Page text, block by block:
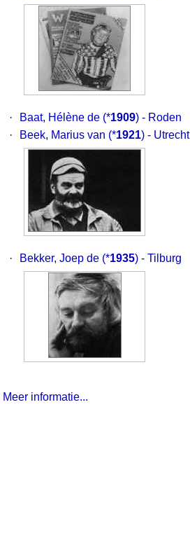
· Baat, Hélène de (*1909) - Roden
·
Beek, Marius van (*1921) - Utrecht
· Bekker, Joep de (*1935) - Tilburg
Meer informatie...